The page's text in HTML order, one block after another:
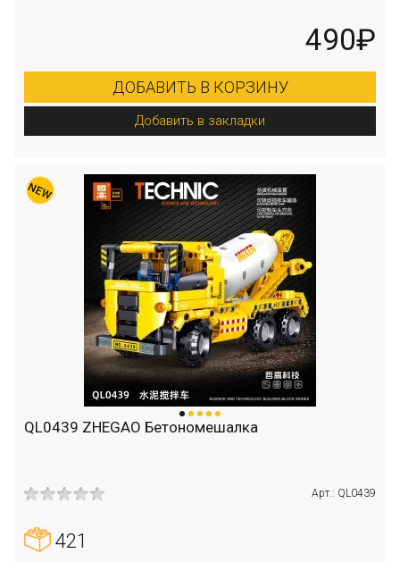
490₽
ДОБАВИТЬ В КОРЗИНУ
Добавить в закладки
QL0439 ZHEGAO Бетономешалка
Арт.: QL0439
421